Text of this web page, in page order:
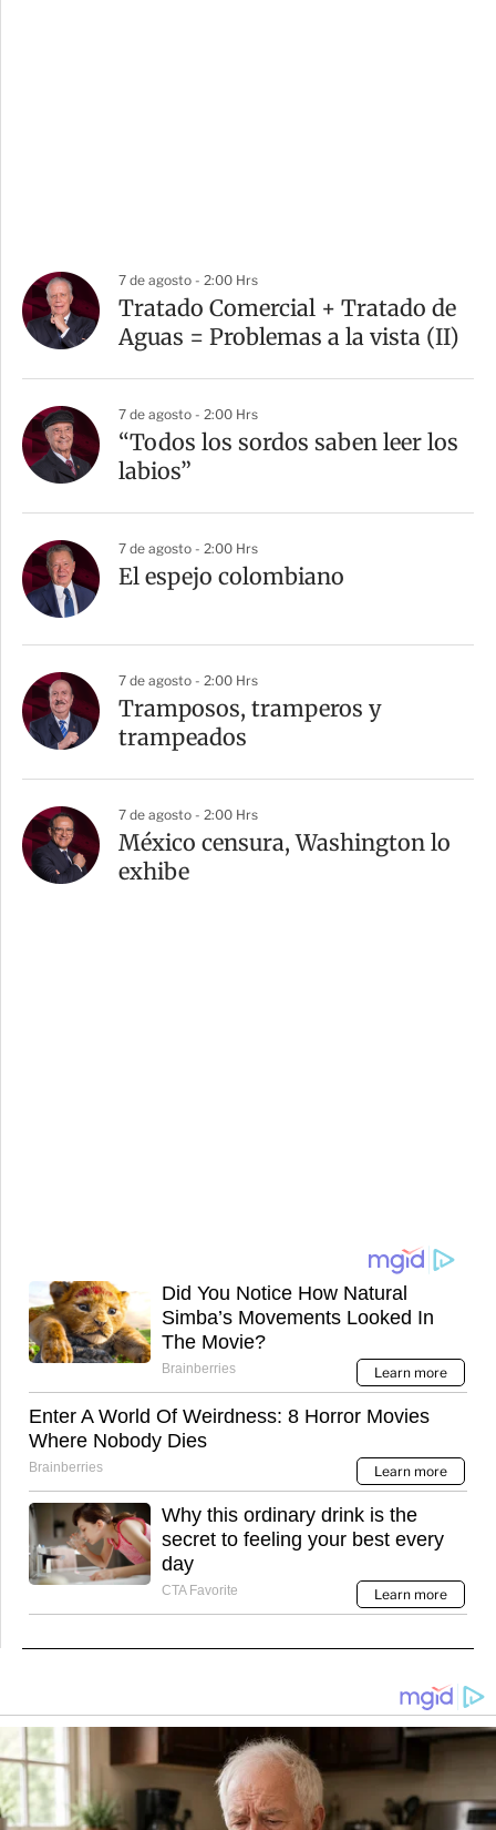
7 de agosto - 2:00 Hrs
Tratado Comercial + Tratado de
Aguas = Problemas a la vista (II)
7 de agosto - 2:00 Hrs
“Todos los sordos saben leer los
labios”
7 de agosto - 2:00 Hrs
El espejo colombiano
7 de agosto - 2:00 Hrs
Tramposos, tramperos y
trampeados
7 de agosto - 2:00 Hrs
México censura, Washington lo
exhibe